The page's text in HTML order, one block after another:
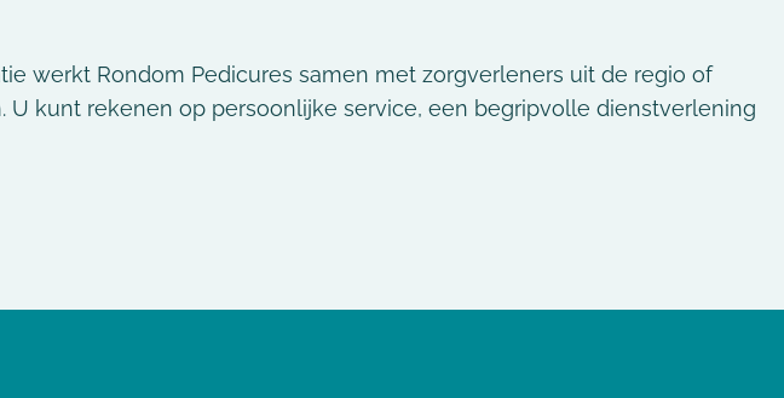
werkt Rondom Pedicures samen met zorgverleners uit de regio of
kunt rekenen op persoonlijke service, een begripvolle dienstverlening